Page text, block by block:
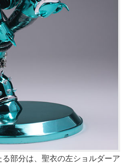
部分は、聖衣の左ショルダーア